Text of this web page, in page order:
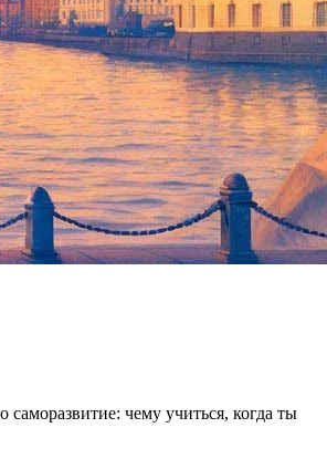
чему учиться, когда ты